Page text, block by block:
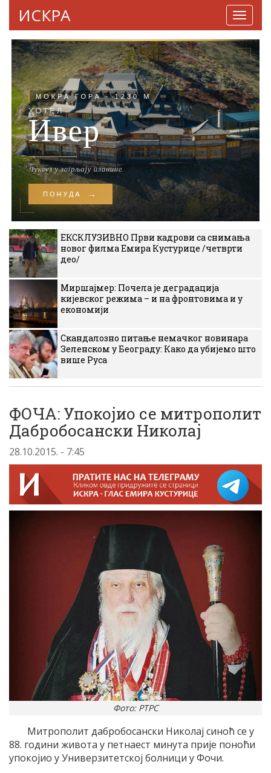
ИСКРА
ЕКСКЛУЗИВНО Први кадрови са снимања
новог филма Емира Кустурице /четврти
део/
Миршајмер: Почела је деградација
кијевског режима – и на фронтовима и у
економији
Скандалозно питање немачког новинара
Зеленском у Београду: Како да убијемо што
више Руса
ФОЧА: Упокојио се митрополит
Дабробосански Николај
28.10.2015. - 7:45
Фото: РТРС
Митрополит дабробосански Николај синоћ се у
88. години живота у петнаест минута прије поноћи
упокојио у Универзитетској болници у Фочи.